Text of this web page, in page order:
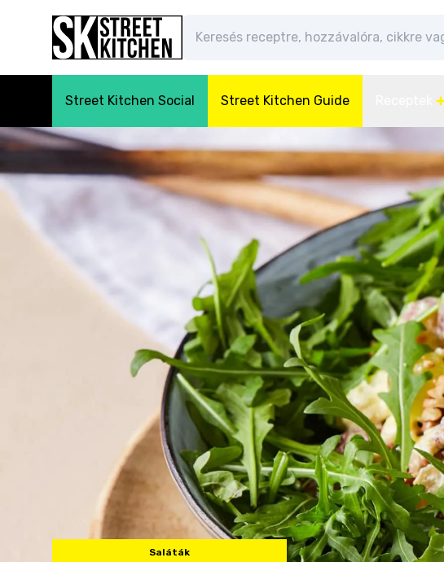
Street Kitchen Social Street Kitchen Guide
Saláták